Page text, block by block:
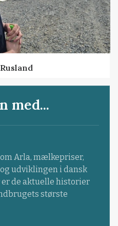
med...
Arla, mælkepriser,
udviklingen i dansk
de aktuelle historier
største